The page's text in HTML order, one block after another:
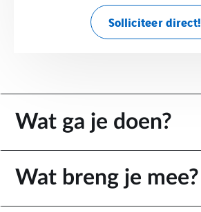
Solliciteer direct!
Wat ga je doen?
Wat breng je mee?